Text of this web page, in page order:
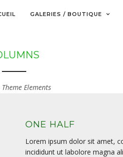
GALERIES / BOUTIQUE
Elements
ONE HALF
Lorem ipsum dolor sit amet,
incididunt ut labolore magna